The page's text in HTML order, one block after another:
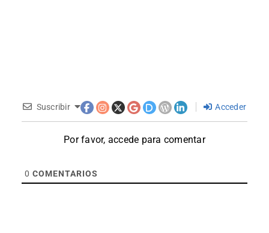
Suscribir Acceder
Por favor, accede para comentar
0 COMENTARIOS